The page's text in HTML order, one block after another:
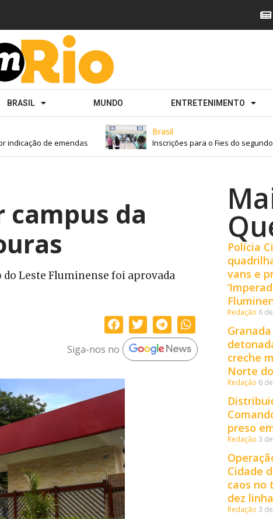
BRASIL MUNDO ENTRETENIMENTO
de emendas
Brasil
Inscrições para o Fies do segundo
campus da
Leste Fluminense foi aprovada
Siga-nos no
Polícia
vans e
Redação 6
creche
Norte
Redação 6
preso
Redação 3
Cidade
caos no
dez
Redação 3